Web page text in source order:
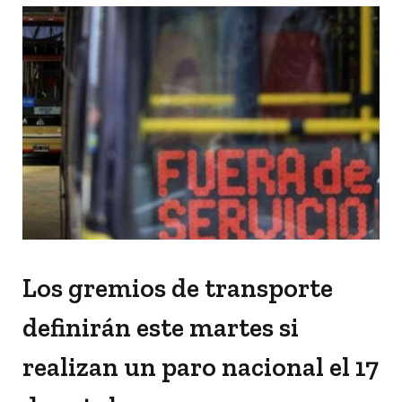
Los gremios de transporte
definirán este martes si
realizan un paro nacional el 17